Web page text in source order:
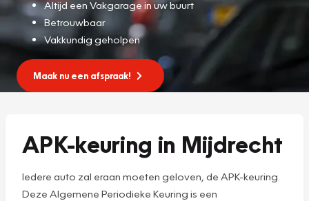
Altijd een Vakgarage in uw buurt
Betrouwbaar
Vakkundig geholpen
Maak nu een afspraak!
APK-keuring in Mijdrecht
Iedere auto zal eraan moeten geloven, de APK-keuring.
Deze Algemene Periodieke Keuring is een